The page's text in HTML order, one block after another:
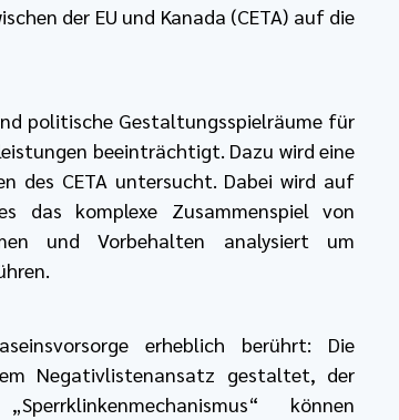
der EU und Kanada (CETA) auf die
politische Gestaltungsspielräume für
beeinträchtigt. Dazu wird eine
des CETA untersucht. Dabei wird auf
das komplexe Zusammenspiel von
und Vorbehalten analysiert um
erheblich berührt: Die
Negativlistenansatz gestaltet, der
können